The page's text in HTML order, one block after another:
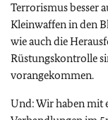
Terrorismus besser
Kleinwaffen in den
wie auch die
Rüstungskontrolle
vorangekommen.
Und: Wir haben mit